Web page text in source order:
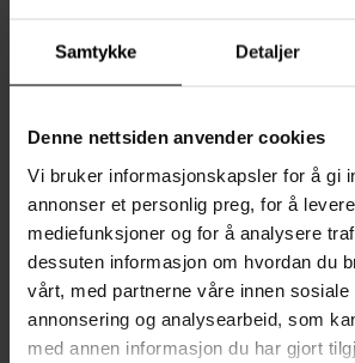
Samtykke Detaljer
Denne nettsiden anvender cookies
Vi bruker informasjonskapsler for å gi
annonser et personlig preg, for å
mediefunksjoner og for å analysere
dessuten informasjon om hvordan du
vårt, med partnerne våre innen sosiale
annonsering og analysearbeid, som
med annen informasjon du har gjort
joggesko til støvletter. Holder
oversiktlig.
Komfortabel sitteflate– Den stabile
behagelig plass å sitte mens du tar på
12 doble, sterke kroker– Ideell for
og skjerf. Krokene tåler også tyngre
Solid metallkonstruksjon
– Laget av
stål som er motstandsdyktig mot riper
Beskyttende føtter–